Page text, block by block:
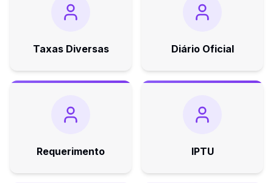
Taxas Diversas Diário Oficial
Requerimento IPTU